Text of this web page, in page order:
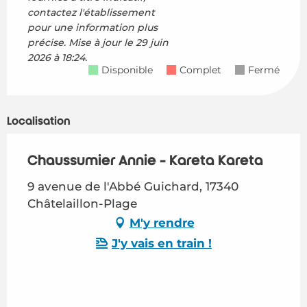
contactez l'établissement
pour une information plus
précise. Mise à jour le 29 juin
2026 à 18:24.
Disponible
Complet Fermé
Localisation
Chaussumier Annie - Kareta Kareta
9 avenue de l'Abbé Guichard, 17340
Châtelaillon-Plage
M'y rendre
J'y vais en train !